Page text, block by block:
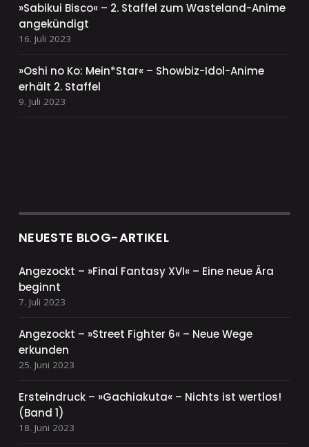
»Sabikui Bisco« – 2. Staffel zum Wasteland-Anime
angekündigt
16. Juli 2023
»Oshi no Ko: Mein*Star« – Showbiz-Idol-Anime
erhält 2. Staffel
9. Juli 2023
NEUESTE BLOG-ARTIKEL
Angezockt – »Final Fantasy XVI« – Eine neue Ära
beginnt
7. Juli 2023
Angezockt – »Street Fighter 6« – Neue Wege
erkunden
25. Juni 2023
Ersteindruck – »Gachiakuta« – Nichts ist wertlos!
(Band 1)
18. Juni 2023